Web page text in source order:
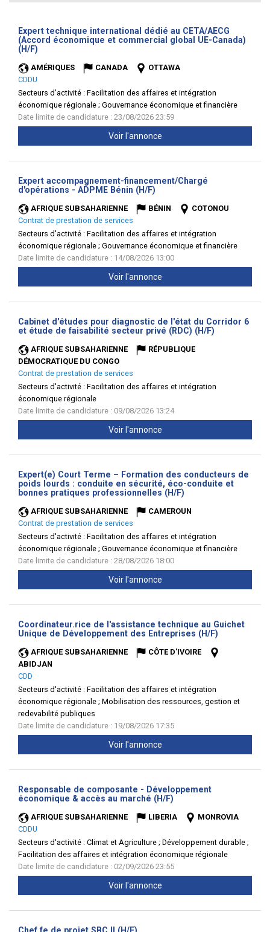
Expert technique international dédié au CETA/AECG
(Accord économique et commercial global UE-Canada)
(H/F)
AMÉRIQUES CANADA
OTTAWA
CDDU
Secteurs d'activité : Facilitation des affaires et intégration
économique régionale ; Gouvernance économique et financière
Date limite de candidature : 23/08/2026 23:59
Voir l'annonce
Expert accompagnement-financement/Chargé
d'opérations - ADPME Bénin (H/F)
AFRIQUE SUBSAHARIENNE BÉNIN
COTONOU
Contrat de prestation de services
Secteurs d'activité : Facilitation des affaires et intégration
économique régionale ; Gouvernance économique et financière
Date limite de candidature : 14/08/2026 13:00
Voir l'annonce
Cabinet d'études pour diagnostic de l'état du Corridor 6
et étude de faisabilité secteur privé (RDC) (H/F)
AFRIQUE SUBSAHARIENNE
RÉPUBLIQUE
DÉMOCRATIQUE DU CONGO
Contrat de prestation de services
Secteurs d'activité : Facilitation des affaires et intégration
économique régionale
Date limite de candidature : 09/08/2026 13:24
Voir l'annonce
Expert(e) Court Terme – Formation des conducteurs de
poids lourds : conduite en sécurité, éco-conduite et
bonnes pratiques professionnelles (H/F)
AFRIQUE SUBSAHARIENNE
CAMEROUN
Contrat de prestation de services
Secteurs d'activité : Facilitation des affaires et intégration
économique régionale ; Gouvernance économique et financière
Date limite de candidature : 28/08/2026 18:00
Voir l'annonce
Coordinateur.rice de l'assistance technique au Guichet
Unique de Développement des Entreprises (H/F)
AFRIQUE SUBSAHARIENNE
CÔTE D'IVOIRE
ABIDJAN
CDD
Secteurs d'activité : Facilitation des affaires et intégration
économique régionale ; Mobilisation des ressources, gestion et
redevabilité publiques
Date limite de candidature : 19/08/2026 17:35
Voir l'annonce
Responsable de composante - Développement
économique & accès au marché (H/F)
AFRIQUE SUBSAHARIENNE LIBERIA
MONROVIA
CDDU
Secteurs d'activité : Climat et Agriculture ; Développement durable ;
Facilitation des affaires et intégration économique régionale
Date limite de candidature : 02/09/2026 23:55
Voir l'annonce